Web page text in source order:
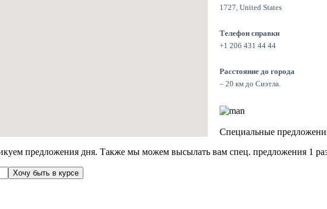
1727, United States
Телефон справки
+1 206 431 44 44
Расстояние до города
– 20 км до Сиэтла.
Специальные
предложения дня. Также мы можем высылать вам спец. предложения 1
Хочу быть в курсе